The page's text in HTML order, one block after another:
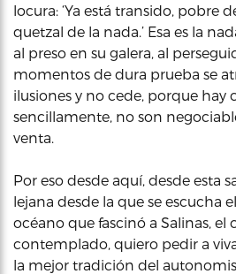
locura: ‘Ya está transido, pobre
quetzal de la nada.’ Esa es la
al preso en su galera, al
momentos de dura prueba se
ilusiones y no cede, porque hay
sencillamente, no son
venta.
Por eso desde aquí, desde esta
lejana desde la que se escucha
océano que fascinó a Salinas,
contemplado, quiero pedir a
la mejor tradición del